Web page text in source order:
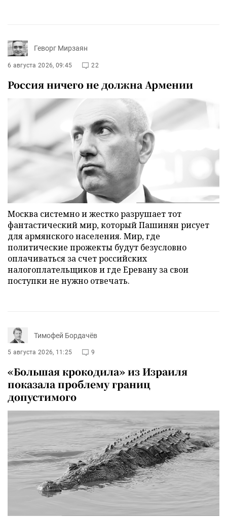
Геворг Мирзаян
6 августа 2026, 09:45 22
Россия ничего не должна Армении
Москва системно и жестко разрушает тот
фантастический мир, который Пашинян рисует
для армянского населения. Мир, где
политические прожекты будут безусловно
оплачиваться за счет российских
налогоплательщиков и где Еревану за свои
поступки не нужно отвечать.
Тимофей Бордачёв
5 августа 2026, 11:25 9
«Большая крокодила» из Израиля
показала проблему границ
допустимого